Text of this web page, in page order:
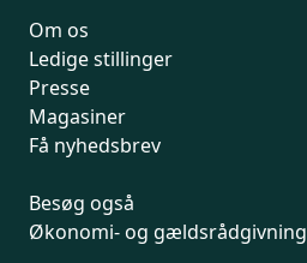
Om os
Ledige stillinger
Presse
Magasiner
Få nyhedsbrev
Besøg også
Økonomi- og gældsrådgivning